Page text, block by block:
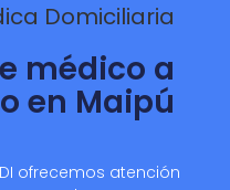
Domiciliaria
médico a
en Maipú
ofrecemos atención